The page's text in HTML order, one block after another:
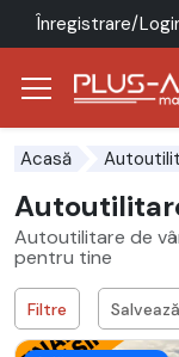
Înregistrare/
Acasă
Autoutilitare de
pentru tine
Filtre